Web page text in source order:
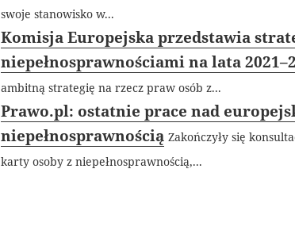
swoje stanowisko w...
Komisja Europejska przedstawia
niepełnosprawnościami na lata
ambitną strategię na rzecz praw osób z...
Prawo.pl: ostatnie prace nad
niepełnosprawnością Zakończyły się
karty osoby z niepełnosprawnością,...